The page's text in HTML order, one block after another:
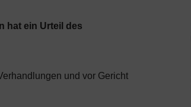
hat ein Urteil des
und vor Gericht